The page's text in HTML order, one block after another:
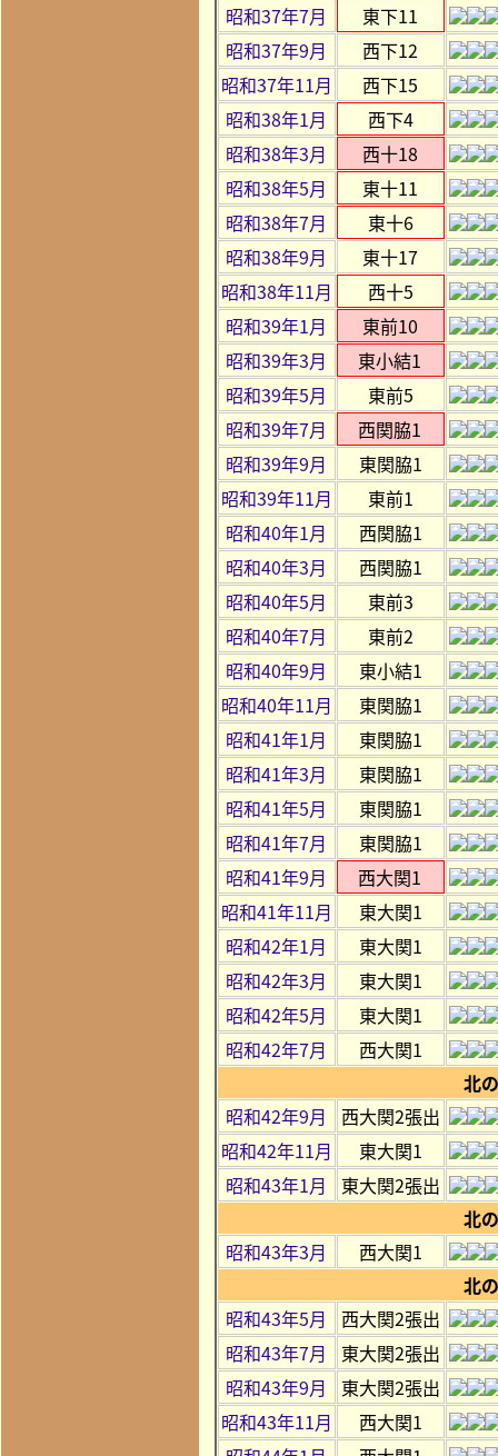
昭和37年7月
東下11
昭和37年9月
西下12
昭和37年11月
西下15
昭和38年1月
西下4
昭和38年3月
西十18
昭和38年5月
東十11
昭和38年7月
東十6
昭和38年9月
東十17
昭和38年11月
西十5
昭和39年1月
東前10
昭和39年3月
東小結1
昭和39年5月
東前5
昭和39年7月
西関脇1
昭和39年9月
東関脇1
昭和39年11月
東前1
昭和40年1月
西関脇1
昭和40年3月
西関脇1
昭和40年5月
東前3
昭和40年7月
東前2
昭和40年9月
東小結1
昭和40年11月
東関脇1
昭和41年1月
東関脇1
昭和41年3月
東関脇1
昭和41年5月
東関脇1
昭和41年7月
東関脇1
昭和41年9月
西大関1
昭和41年11月
東大関1
昭和42年1月
東大関1
昭和42年3月
東大関1
昭和42年5月
東大関1
昭和42年7月
西大関1
北
昭和42年9月
西大関2張出
昭和42年11月
東大関1
昭和43年1月
東大関2張出
北
昭和43年3月
西大関1
北
昭和43年5月
西大関2張出
昭和43年7月
東大関2張出
昭和43年9月
東大関2張出
昭和43年11月
西大関1